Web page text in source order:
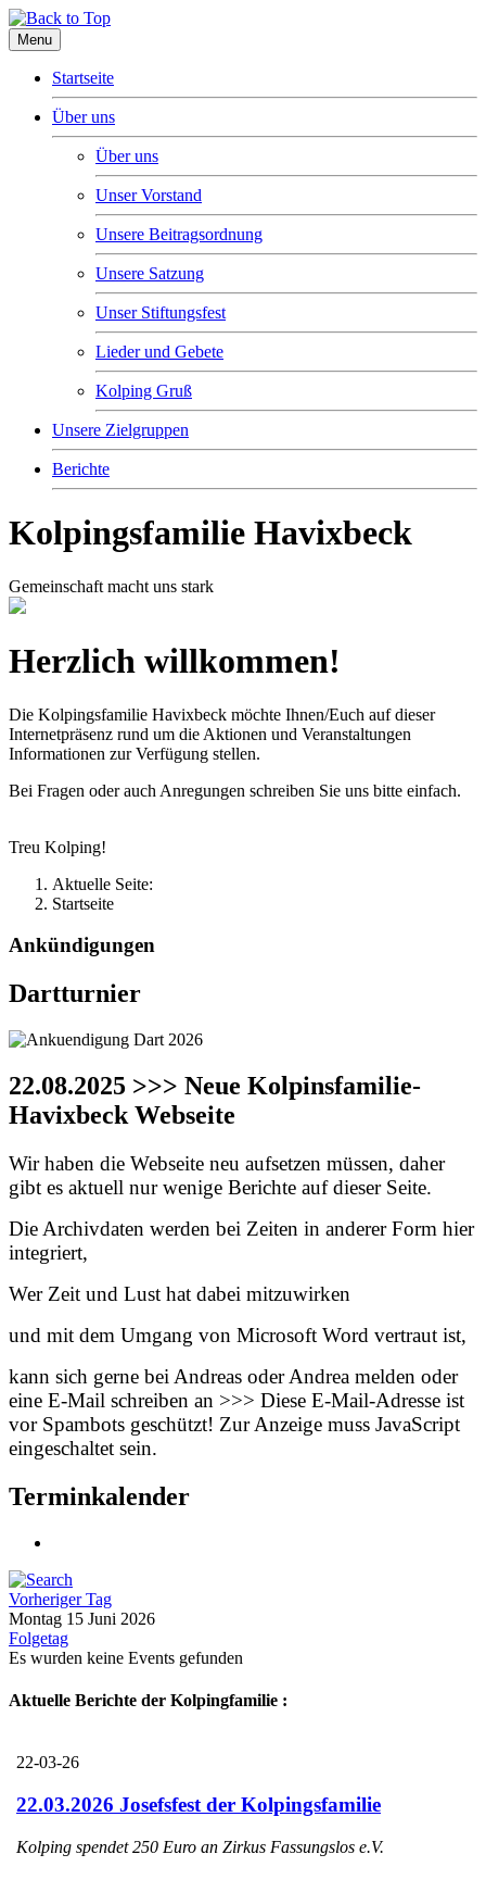
Menu
Startseite
Über uns
Über uns
Unser Vorstand
Unsere Beitragsordnung
Unsere Satzung
Unser Stiftungsfest
Lieder und Gebete
Kolping Gruß
Unsere Zielgruppen
Berichte
Kolpingsfamilie Havixbeck
Gemeinschaft macht uns stark
Herzlich willkommen!
Die Kolpingsfamilie Havixbeck möchte Ihnen/Euch auf dieser
Internetpräsenz rund um die Aktionen und Veranstaltungen
Informationen zur Verfügung stellen.
Bei Fragen oder auch Anregungen schreiben Sie uns bitte einfach.
Treu Kolping!
Aktuelle Seite:
Startseite
Ankündigungen
Dartturnier
22.08.2025 >>> Neue Kolpinsfamilie-
Havixbeck Webseite
Wir haben die Webseite neu aufsetzen müssen, daher
gibt es aktuell nur wenige Berichte auf dieser Seite.
Die Archivdaten werden bei Zeiten in anderer Form hier
integriert,
Wer Zeit und Lust hat dabei mitzuwirken
und mit dem Umgang von Microsoft Word vertraut ist,
kann sich gerne bei Andreas oder Andrea melden oder
eine E-Mail schreiben an >>> Diese E-Mail-Adresse ist
vor Spambots geschützt! Zur Anzeige muss JavaScript
eingeschaltet sein.
Terminkalender
Vorheriger Tag
Montag 15 Juni 2026
Folgetag
Es wurden keine Events gefunden
Aktuelle Berichte der Kolpingfamilie :
22-03-26
22.03.2026 Josefsfest der Kolpingsfamilie
Kolping spendet 250 Euro an Zirkus Fassungslos e.V.